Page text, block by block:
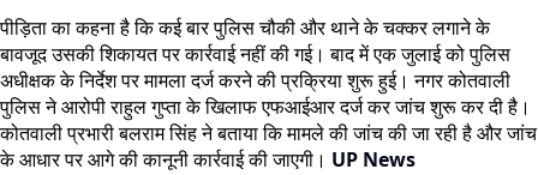
पीड़िता का कहना है कि कई बार पुलिस चौकी और थाने के चक्कर लगाने के
बावजूद उसकी शिकायत पर कार्रवाई नहीं की गई। बाद में एक जुलाई को पुलिस
अधीक्षक के निर्देश पर मामला दर्ज करने की प्रक्रिया शुरू हुई। नगर कोतवाली
पुलिस ने आरोपी राहुल गुप्ता के खिलाफ एफआईआर दर्ज कर जांच शुरू कर दी है।
कोतवाली प्रभारी बलराम सिंह ने बताया कि मामले की जांच की जा रही है और जांच
के आधार पर आगे की कानूनी कार्रवाई की जाएगी। UP News